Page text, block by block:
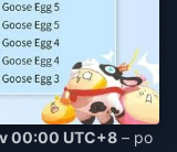
00:00 UTC+8 – po